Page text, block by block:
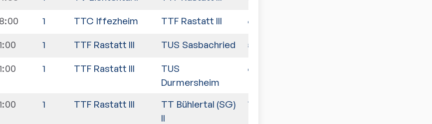
1 TTC Iffezheim TTF Rastatt III 6:4
1 TTF Rastatt III TUS Sasbachried 5:5
1 TTF Rastatt III
TUS
Durmersheim
6:4
1 TTF Rastatt III
TT Bühlertal (SG)
II
7:3